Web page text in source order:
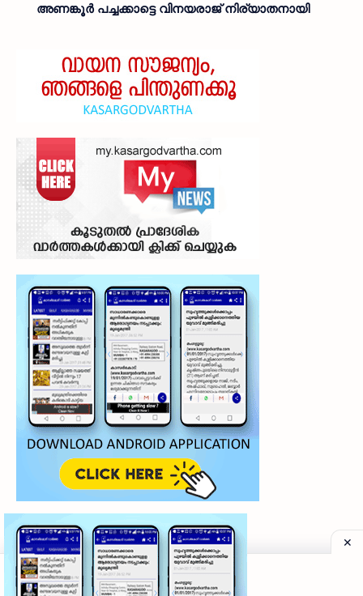
അണങ്കൂർ പച്ചക്കാട്ടെ വിനയരാജ് നിര്യാതനായി